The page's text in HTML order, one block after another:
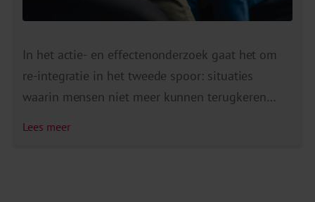
In het actie- en effectenonderzoek gaat het om
re-integratie in het tweede spoor: situaties
waarin mensen niet meer kunnen terugkeren
Lees meer